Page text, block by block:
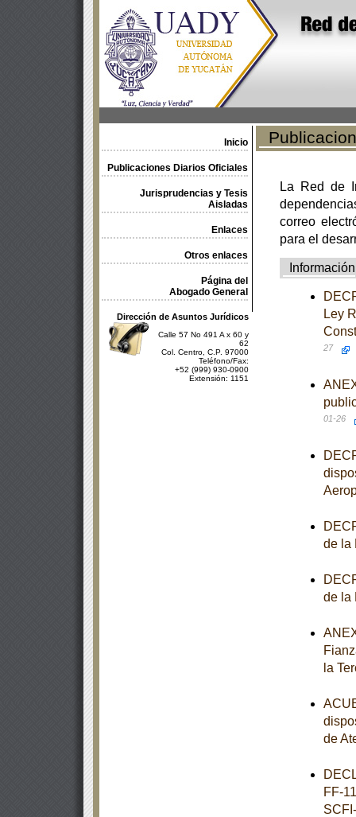
Inicio
Publicaciones Diarios Oficiales
Jurisprudencias y Tesis
Aisladas
Enlaces
Otros enlaces
Página del
Abogado General
Dirección de Asuntos Jurídicos
Calle 57 No 491 A x 60 y
62
Col. Centro, C.P. 97000
Teléfono/Fax:
+52 (999) 930-0900
Extensión: 1151
La Red de
correo
para el
Información
Ley
27
01-26
de la
de la
la
de
FF-